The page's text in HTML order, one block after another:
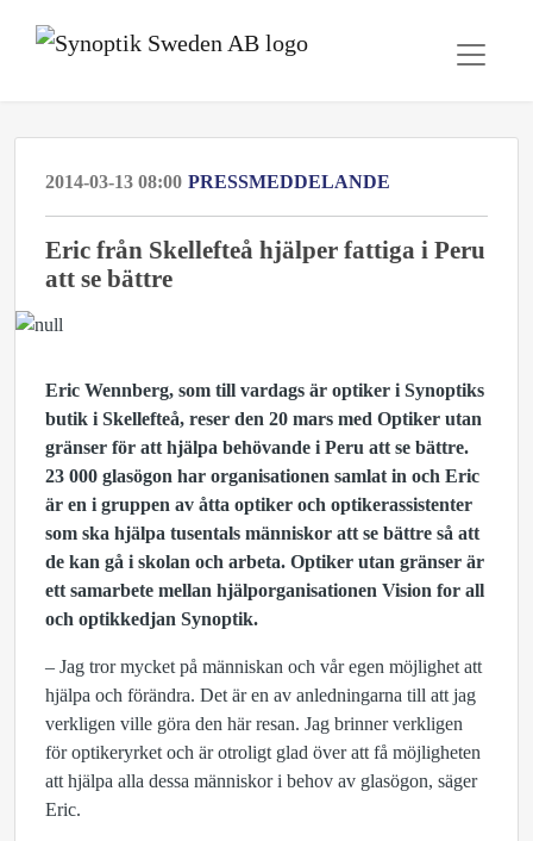
2014-03-13 08:00 PRESSMEDDELANDE
Eric från Skellefteå hjälper fattiga i Peru
att se bättre
Eric Wennberg, som till vardags är optiker i Synoptiks
butik i Skellefteå, reser den 20 mars med Optiker utan
gränser för att hjälpa behövande i Peru att se bättre.
23 000 glasögon har organisationen samlat in och Eric
är en i gruppen av åtta optiker och optikerassistenter
som ska hjälpa tusentals människor att se bättre så att
de kan gå i skolan och arbeta. Optiker utan gränser är
ett samarbete mellan hjälporganisationen Vision for all
och optikkedjan Synoptik.
– Jag tror mycket på människan och vår egen möjlighet att
hjälpa och förändra. Det är en av anledningarna till att jag
verkligen ville göra den här resan. Jag brinner verkligen
för optikeryrket och är otroligt glad över att få möjligheten
att hjälpa alla dessa människor i behov av glasögon, säger
Eric.